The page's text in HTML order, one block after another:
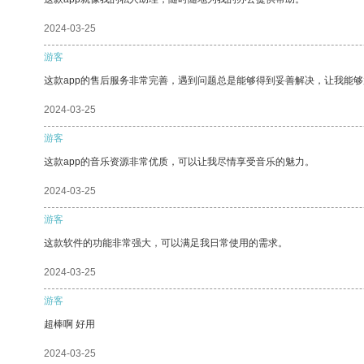
2024-03-25
游客
这款app的售后服务非常完善，遇到问题总是能够得到妥善解决，让我能够
2024-03-25
游客
这款app的音乐资源非常优质，可以让我尽情享受音乐的魅力。
2024-03-25
游客
这款软件的功能非常强大，可以满足我日常使用的需求。
2024-03-25
游客
超棒啊 好用
2024-03-25